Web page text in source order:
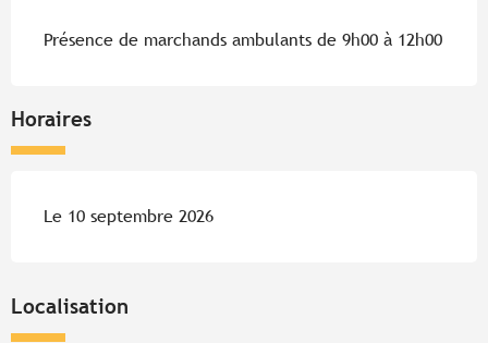
Présence de marchands ambulants de 9h00 à 12h00
Horaires
Le 10 septembre 2026
Localisation